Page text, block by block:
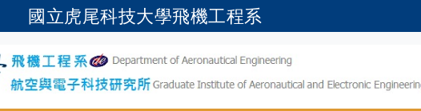
國立虎尾科技大學飛機工程系
跳到主要內容